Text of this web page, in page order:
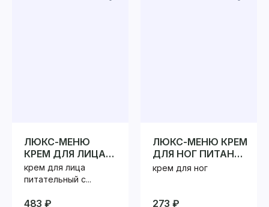
ЛЮКС-МЕНЮ
КРЕМ ДЛЯ ЛИЦА
ПИТАНИЕ И
СВЕЖЕСТЬ
крем для лица
питательный с...
483 ₽
ЛЮКС-МЕНЮ КРЕМ
ДЛЯ НОГ ПИТАНИЕ
И
крем для ног
273 ₽